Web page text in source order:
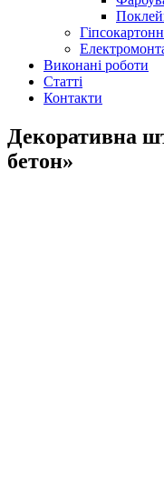
Виконані роботи
Статті
Контакти
Декоративна
бетон»